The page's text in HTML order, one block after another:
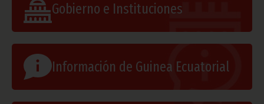
Gobierno e Instituciones
Información de Guinea Ecuatorial